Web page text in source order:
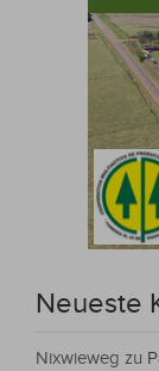
Neueste
Nixwieweg zu